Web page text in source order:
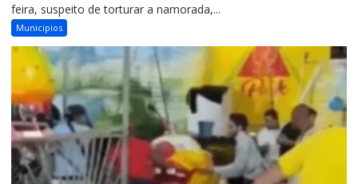
feira, suspeito de torturar a namorada,...
Municipios